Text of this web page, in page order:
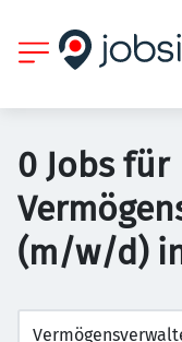
0 Jobs für
(m/w/d)